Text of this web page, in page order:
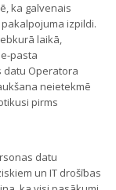
ka galvenais
izpildi.
laikā,
pasta
datu Operatora
neietekmē
pirms
datu
un IT drošības